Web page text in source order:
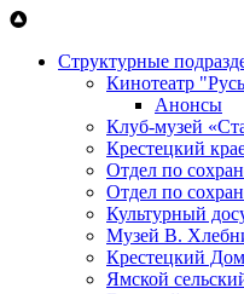
Перейти к основному
Структурные
Кинотеатр
Анонсы
Клуб-музей
Крестецкий
Отдел по
Отдел по
Культурный
Музей В.
Крестецкий
Ямской